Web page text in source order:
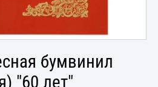
бумвинил
"60 лет"